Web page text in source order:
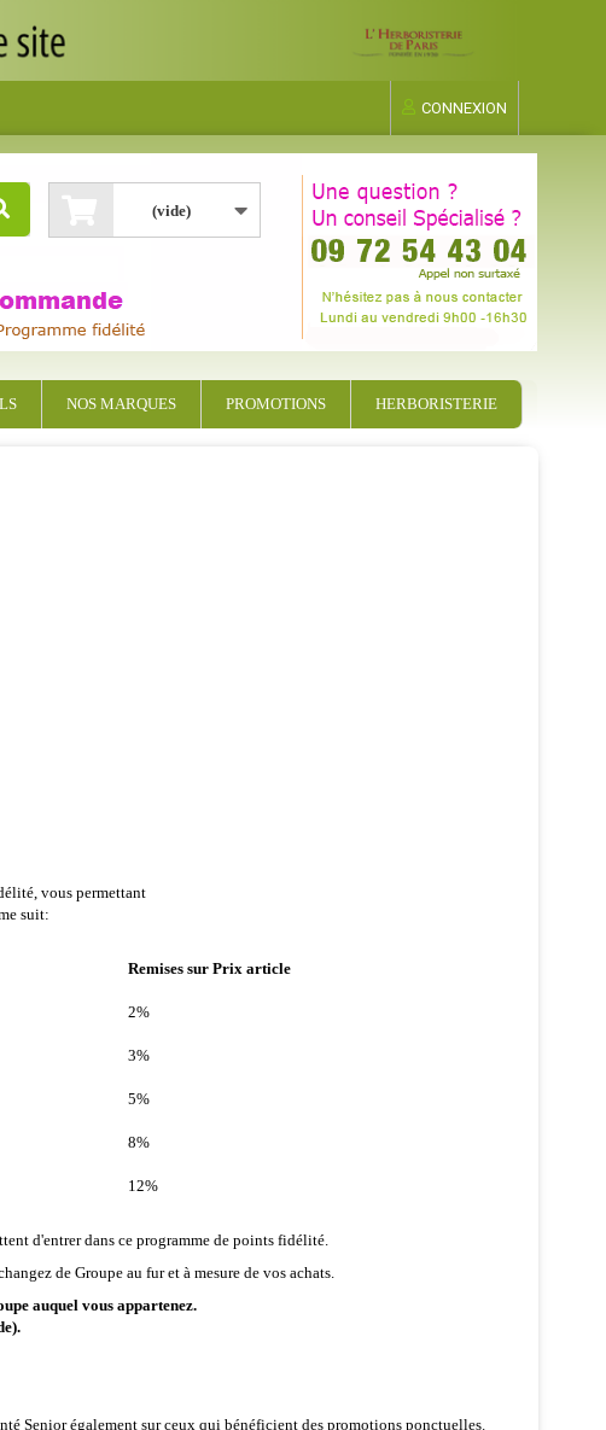
CONNEXION
(vide)
NOS MARQUES PROMOTIONS HERBORISTERIE
vous permettant
suit:
Remises sur Prix article
2%
3%
5%
8%
12%
d'entrer dans ce programme de points fidélité.
de Groupe au fur et à mesure de vos achats.
auquel vous appartenez.
Senior également sur ceux qui bénéficient des promotions ponctuelles.